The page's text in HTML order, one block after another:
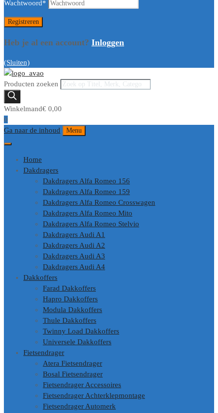
Wachtwoord*
Heb je al een account? Inloggen
(Sluiten)
Producten zoeken
Winkelmand€ 0,00
0
Ga naar de inhoud
Menu
Home
Dakdragers
Dakdragers Alfa Romeo 156
Dakdragers Alfa Romeo 159
Dakdragers Alfa Romeo Crosswagen
Dakdragers Alfa Romeo Mito
Dakdragers Alfa Romeo Stelvio
Dakdragers Audi A1
Dakdragers Audi A2
Dakdragers Audi A3
Dakdragers Audi A4
Dakkoffers
Farad Dakkoffers
Hapro Dakkoffers
Modula Dakkoffers
Thule Dakkoffers
Twinny Load Dakkoffers
Universele Dakkoffers
Fietsendrager
Atera Fietsendrager
Bosal Fietsendrager
Fietsendrager Accessoires
Fietsendrager Achterklepmontage
Fietsendrager Automerk